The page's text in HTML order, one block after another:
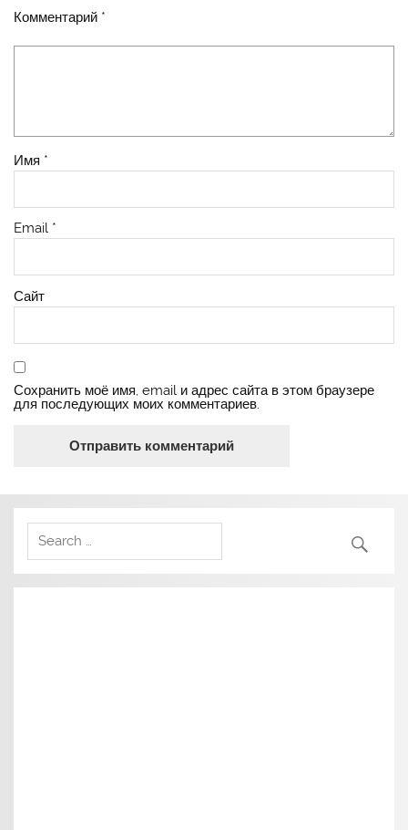
Комментарий *
Имя *
Email *
Сайт
Сохранить моё имя, email и адрес сайта в этом браузере
для последующих моих комментариев.